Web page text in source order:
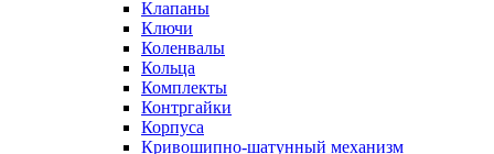
Клапаны
Ключи
Коленвалы
Кольца
Комплекты
Контргайки
Корпуса
Кривошипно-шатунный механизм